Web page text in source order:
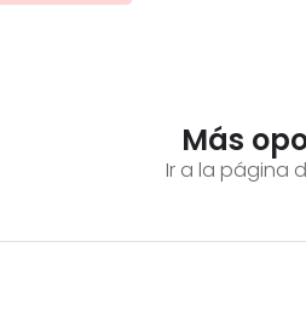
Más
Ir a la página